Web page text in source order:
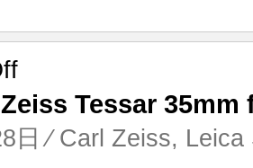
on
T4
Tessar
Tessar 35mm
日 ⁄ Carl Zeiss, Leica